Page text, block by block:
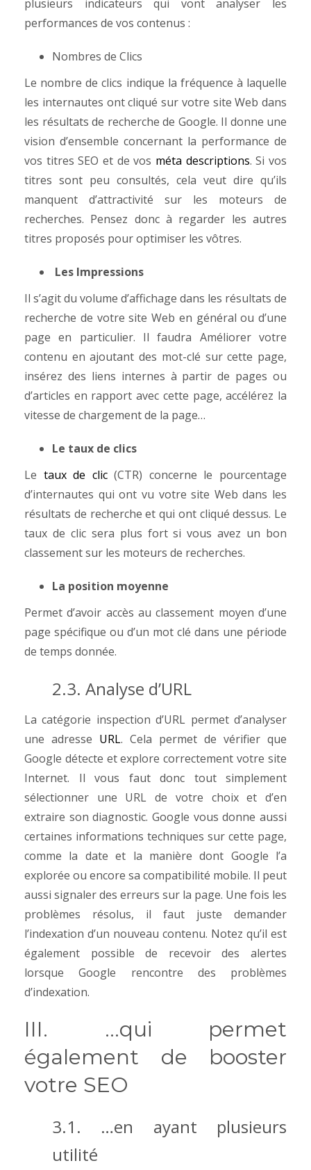
plusieurs indicateurs qui vont analyser les
performances de vos contenus :
Nombres de Clics
Le nombre de clics indique la fréquence à laquelle
les internautes ont cliqué sur votre site Web dans
les résultats de recherche de Google. Il donne une
vision d’ensemble concernant la performance de
vos titres SEO et de vos méta descriptions. Si vos
titres sont peu consultés, cela veut dire qu’ils
manquent d’attractivité sur les moteurs de
recherches. Pensez donc à regarder les autres
titres proposés pour optimiser les vôtres.
Les Impressions
Il s’agit du volume d’affichage dans les résultats de
recherche de votre site Web en général ou d’une
page en particulier. Il faudra Améliorer votre
contenu en ajoutant des mot-clé sur cette page,
insérez des liens internes à partir de pages ou
d’articles en rapport avec cette page, accélérez la
vitesse de chargement de la page…
Le taux de clics
Le taux de clic(CTR) concerne le pourcentage
d’internautes qui ont vu votre site Web dans les
résultats de recherche et qui ont cliqué dessus. Le
taux de clic sera plus fort si vous avez un bon
classement sur les moteurs de recherches.
La position moyenne
Permet d’avoir accès au classement moyen d’une
page spécifique ou d’un mot clé dans une période
de temps donnée.
2.3. Analyse d’URL
La catégorie inspection d’URL permet d’analyser
une adresse URL. Cela permet de vérifier que
Google détecte et explore correctement votre site
Internet. Il vous faut donc tout simplement
sélectionner une URL de votre choix et d’en
extraire son diagnostic. Google vous donne aussi
certaines informations techniques sur cette page,
comme la date et la manière dont Google l’a
explorée ou encore sa compatibilité mobile. Il peut
aussi signaler des erreurs sur la page. Une fois les
problèmes résolus, il faut juste demander
l’indexation d’un nouveau contenu. Notez qu’il est
également possible de recevoir des alertes
lorsque Google rencontre des problèmes
d’indexation.
III. …qui permet
également de booster
votre SEO
3.1. …en ayant plusieurs
utilité